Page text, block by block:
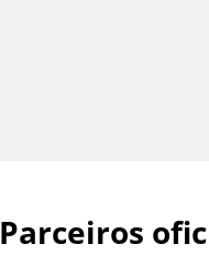
Parceiros